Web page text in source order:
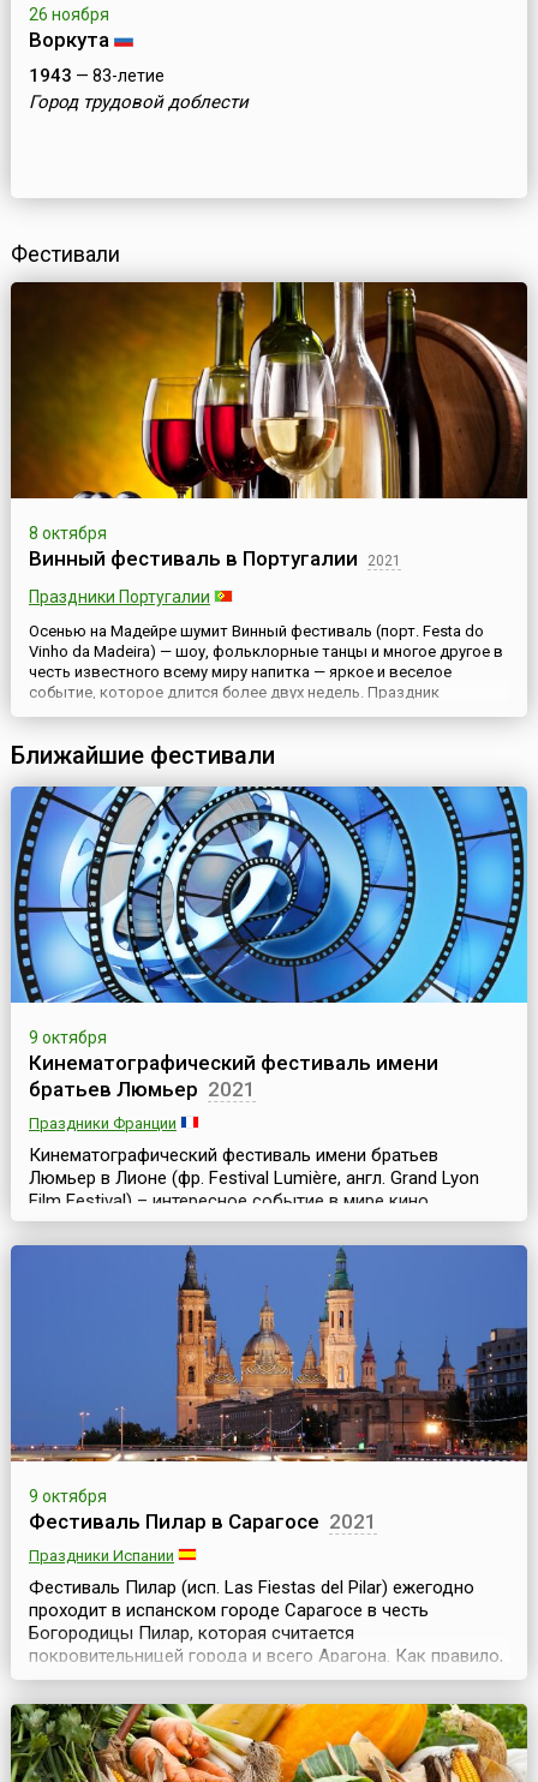
26 ноября
Воркута
1943 — 83-летие
Город трудовой доблести
Фестивали
8 октября
Винный фестиваль в Португалии 2021
Праздники Португалии
Осенью на Мадейре шумит Винный фестиваль (порт. Festa do
Vinho da Madeira) — шоу, фольклорные танцы и многое другое в
честь известного всему миру напитка — яркое и веселое
событие, которое длится более двух недель. Праздник
приурочен ко времени традиционного сбора винограда и
готовится угощение, а винные погреба, закрытые в течение
Ближайшие фестивали
9 октября
Кинематографический фестиваль имени
братьев Люмьер 2021
Праздники Франции
Кинематографический фестиваль имени братьев
Люмьер в Лионе (фр. Festival Lumière, англ. Grand Lyon
Film Festival) – интересное событие в мире кино,
предназначенное для широкой публики. Фестиваль
посвящен истории кино и занимается в основном
ретроспективами классики мирового киноискусства. Он
проходит ежегодно в октябре и длится чуть более
недели.История проведения фестиваля имени братьев
9 октября
Фестиваль Пилар в Сарагосе 2021
Праздники Испании
Фестиваль Пилар (исп. Las Fiestas del Pilar) ежегодно
проходит в испанском городе Сарагосе в честь
Богородицы Пилар, которая считается
покровительницей города и всего Арагона. Как правило,
фестиваль проводится в ту неделю, на которую
выпадает 12 октября (торжества начинаются в
выходные перед этим днем и заканчиваются в
воскресенье после). Накануне фестиваля один из
почетных гостей города зачит...